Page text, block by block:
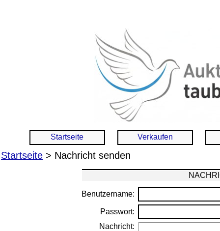
Startseite Verkaufen
Startseite > Nachricht senden
Benutzername:
Passwort:
Nachricht: